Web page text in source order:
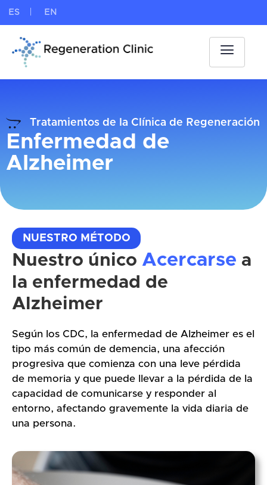
ES EN
Tratamientos de la Clínica de Regeneración
Enfermedad de
Alzheimer
NUESTRO MÉTODO
Nuestro único Acercarse a
la enfermedad de
Alzheimer
Según los CDC, la enfermedad de Alzheimer es el
tipo más común de demencia, una afección
progresiva que comienza con una leve pérdida
de memoria y que puede llevar a la pérdida de la
capacidad de comunicarse y responder al
entorno, afectando gravemente la vida diaria de
una persona.